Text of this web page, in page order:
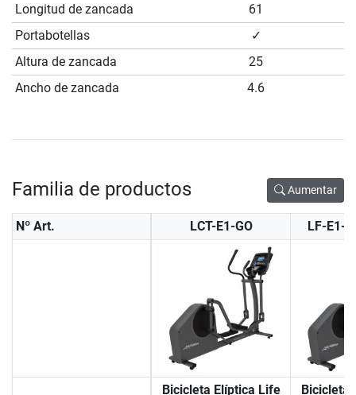
Longitud de zancada
61
Portabotellas
✓
Altura de zancada
25
Ancho de zancada
4.6
Familia de productos Aumentar
Nº Art. LCT-E1-GO LF-E1-
Bicicleta Elíptica Life
Bicicleta